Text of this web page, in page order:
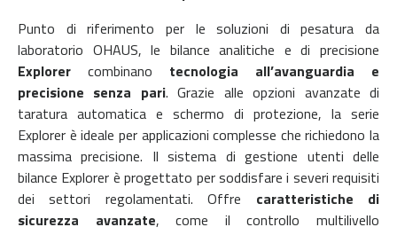
Punto di riferimento per le soluzioni di pesatura da
laboratorio OHAUS, le bilance analitiche e di precisione
Explorer combinano tecnologia all’avanguardia e
precisione senza pari. Grazie alle opzioni avanzate di
taratura automatica e schermo di protezione, la serie
Explorer è ideale per applicazioni complesse che richiedono la
massima precisione. Il sistema di gestione utenti delle
bilance Explorer è progettato per soddisfare i severi requisiti
dei settori regolamentati. Offre caratteristiche di
sicurezza avanzate, come il controllo multilivello